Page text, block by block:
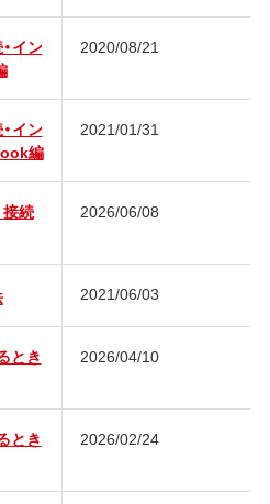
イン
2020/08/21
イン
編
2021/01/31
接続
2026/06/08
2021/06/03
とき
2026/04/10
とき
2026/02/24